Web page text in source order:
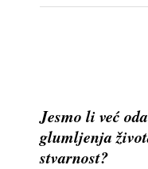
Jesmo li već
glumljenja
stvarnost?